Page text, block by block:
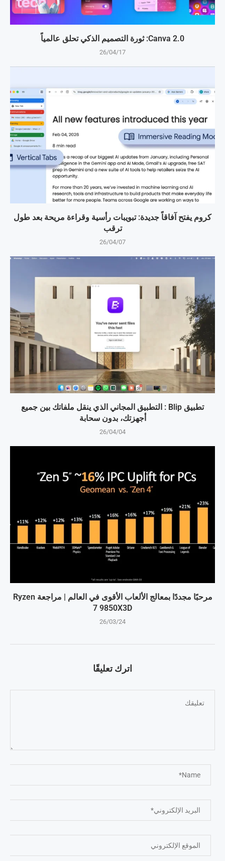
Canva 2.0: ثورة التصميم الذكي تحلق عالمياً
26/04/17
كروم يفتح آفاقاً جديدة: تبويبات رأسية وقراءة مريحة بعد طول
ترقب
26/04/07
تطبيق Blip : التطبيق المجاني الذي ينقل ملفاتك بين جميع
أجهزتك، بدون سحابة
26/04/04
مرحبًا مجددًا بمعالج الألعاب الأقوى في العالم | مراجعة Ryzen
7 9850X3D
26/03/24
اترك تعليقًا